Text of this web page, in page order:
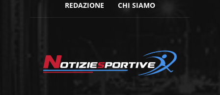
REDAZIONE CHI SIAMO